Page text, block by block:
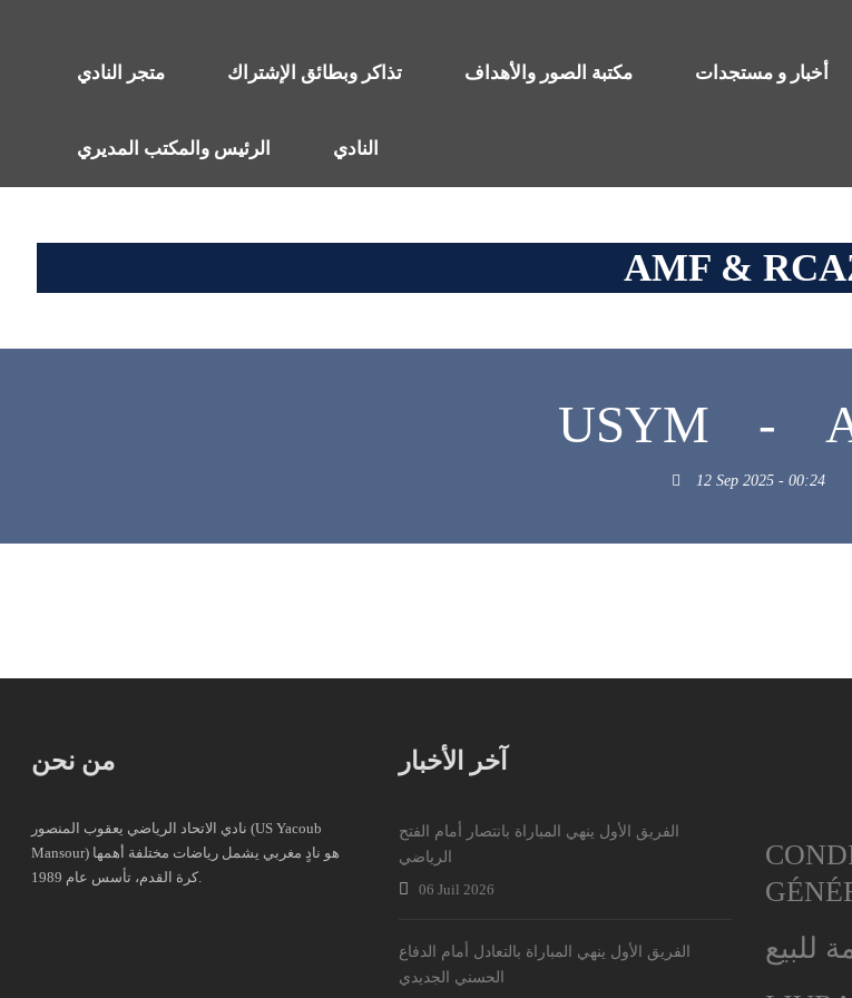
متجر النادي تذاكر وبطائق الإشتراك مكتبة الصور والأهداف أخبار و مستجدات
الرئيس والمكتب المديري النادي
AMF &
USYM -
12 Sep 2025 - 00:24
من نحن
نادي الاتحاد الرياضي يعقوب المنصور (US Yacoub
Mansour) هو نادٍ مغربي يشمل رياضات مختلفة أهمها
كرة القدم، تأسس عام 1989.
آخر الأخبار
الفريق الأول ينهي المباراة بانتصار أمام الفتح
الرياضي
06 Juil 2026
الفريق الأول ينهي المباراة بالتعادل أمام الدفاع
الحسني الجديدي
للبيع